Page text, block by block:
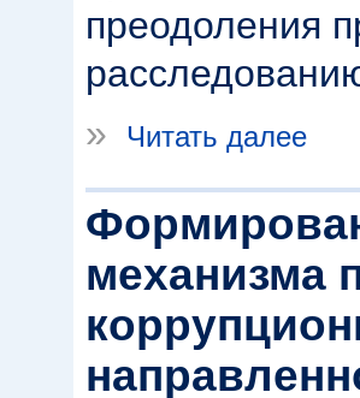
преодоления
»
Читать далее
механизма